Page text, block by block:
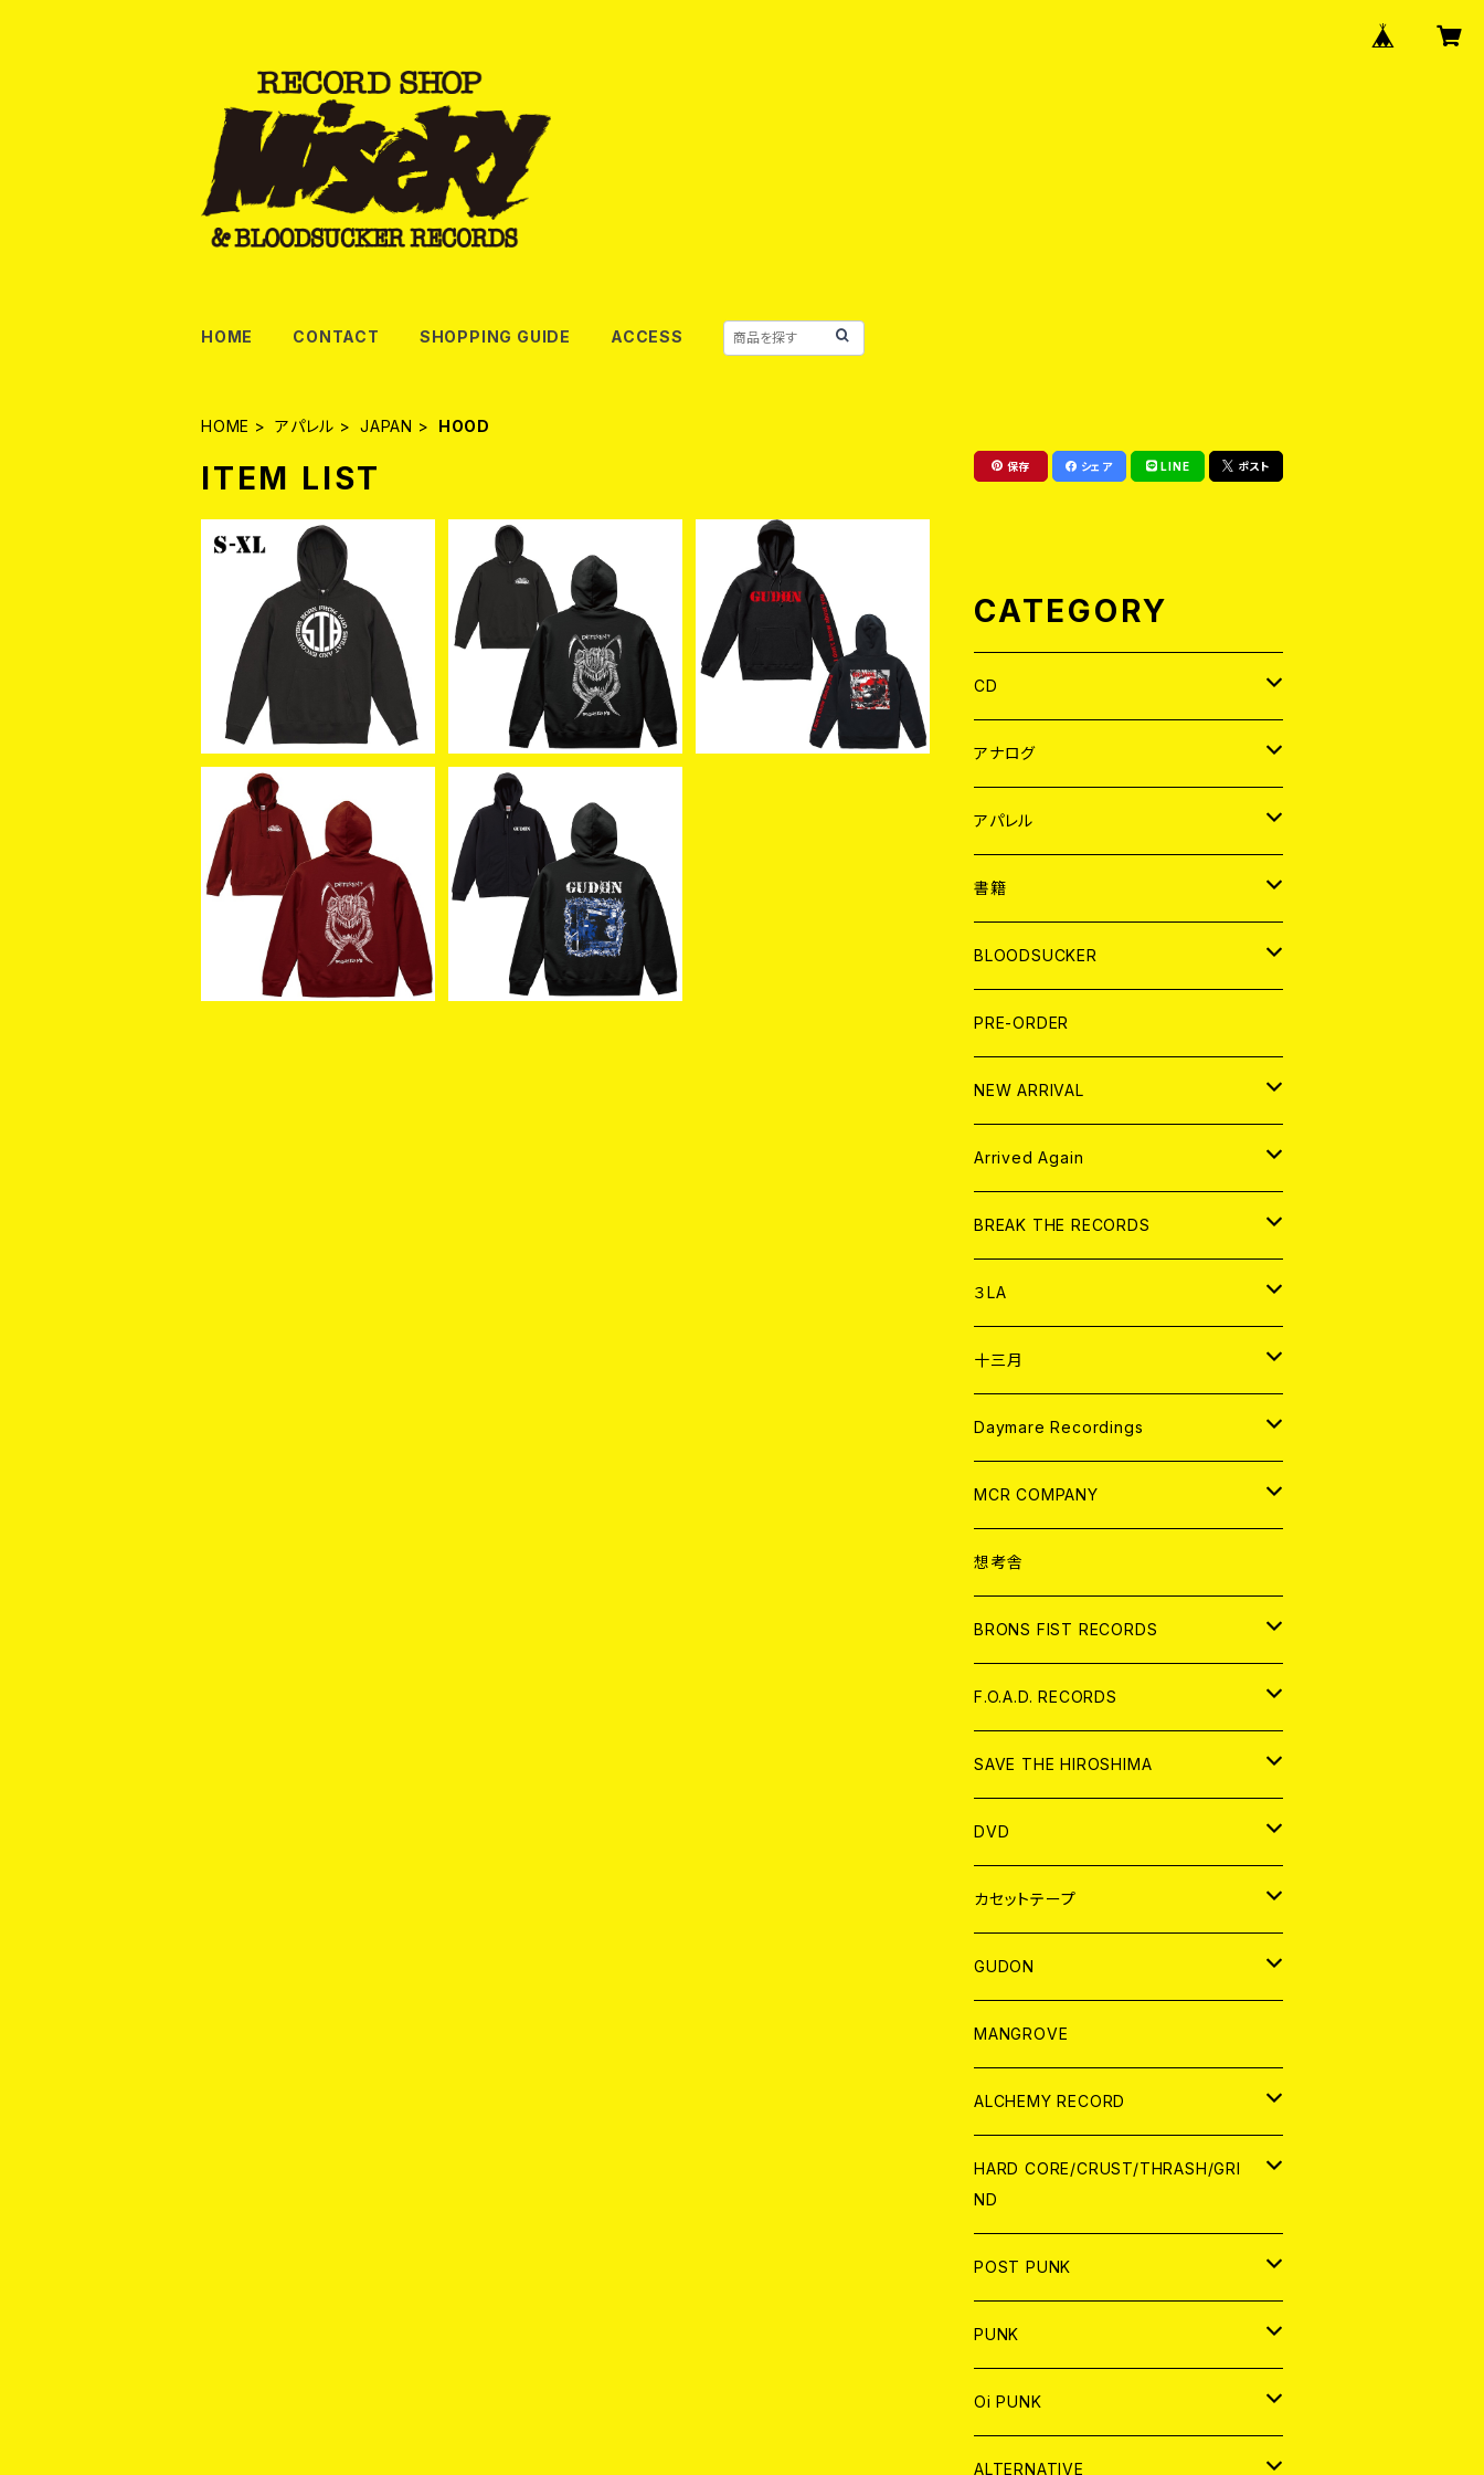
HOME CONTACT SHOPPING GUIDE ACCESS
HOME アパレル JAPAN HOOD
ITEM LIST
STH PARKA
¥6,000
ORIGIN OF M / DIFERRE
NT / FIGHT FOR ME PA
RKA (BLACK/XL)
¥6,600
GUDON 愚鈍 / I don't kn
ow about you PARKA B
LACK (size:S)
¥5,500
ORIGIN OF M / DIFERRE
NT/FIGHT FOR ME (PAR
KA/Burgundy)
¥6,600
愚鈍-GUDON- / 卑下志望
ZIP PARKA (L-size)
¥6,300
保存 シェア LINE ポスト
CATEGORY
CD
JAPAN
WORLD
アナログ
JAPAN
７EP
LP
WORLD
7EP
LP
アパレル
JAPAN
T-shirt
HOOD
WORLD
T-shirt
HOOD
書籍
MAGAZINE
BOLLOCKS
EL ZINE
写真集 (PHOTOBOOK)
BLOODSUCKER
CD
アナログ
アパレル
書籍
DIGITAL CONTENTS
PRE-ORDER
NEW ARRIVAL
CD
アナログ
Arrived Again
CD
アナログ
BREAK THE RECORDS
CD
ANALOG
アパレル
３LA
CD
ANALOG
十三月
CD
ANALOG
Daymare Recordings
CD
ANALOG
MCR COMPANY
CD
アパレル
ANALOG
想考舎
BRONS FIST RECORDS
CD
ANALOG
F.O.A.D. RECORDS
CD
ANALOG
SAVE THE HIROSHIMA
アパレル
BADGE
DVD
JAPAN
WORLD
カセットテープ
JAPAN
WORLD
GUDON
アパレル
PATCH
アナログ
DIGITAL CONTENTS
MANGROVE
ALCHEMY RECORD
CD
ANALOG
HARD CORE/CRUST/THRASH/GRI
ND
JAPAN
CD
ANALOG
WORLD
CD
ANALOG
POST PUNK
CD
JAPAN
WORLD
ANALOG
JAPAN
PUNK
JAPAN
CD
WORLD
Oi PUNK
JAPAN
ALTERNATIVE